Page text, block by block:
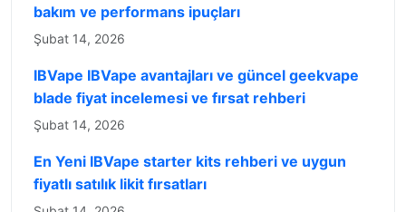
bakım ve performans ipuçları
Şubat 14, 2026
IBVape IBVape avantajları ve güncel geekvape
blade fiyat incelemesi ve fırsat rehberi
Şubat 14, 2026
En Yeni IBVape starter kits rehberi ve uygun
fiyatlı satılık likit fırsatları